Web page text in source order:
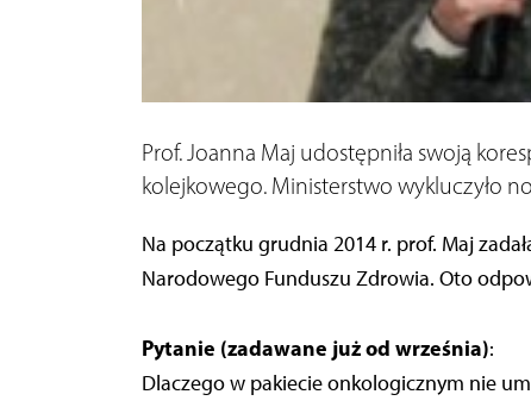
Prof. Joanna Maj udostępniła swoją
kolejkowego. Ministerstwo wykluczyło
Na początku grudnia 2014 r. prof. Maj
Narodowego Funduszu Zdrowia. Oto
Pytanie (zadawane już od września):
Dlaczego w pakiecie onkologicznym nie